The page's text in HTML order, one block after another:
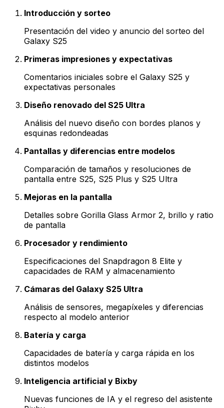
Introducción y sorteo
Presentación del video y anuncio del sorteo del
Galaxy S25
Primeras impresiones y expectativas
Comentarios iniciales sobre el Galaxy S25 y
expectativas personales
Diseño renovado del S25 Ultra
Análisis del nuevo diseño con bordes planos y
esquinas redondeadas
Pantallas y diferencias entre modelos
Comparación de tamaños y resoluciones de
pantalla entre S25, S25 Plus y S25 Ultra
Mejoras en la pantalla
Detalles sobre Gorilla Glass Armor 2, brillo y ratio
de pantalla
Procesador y rendimiento
Especificaciones del Snapdragon 8 Elite y
capacidades de RAM y almacenamiento
Cámaras del Galaxy S25 Ultra
Análisis de sensores, megapíxeles y diferencias
respecto al modelo anterior
Batería y carga
Capacidades de batería y carga rápida en los
distintos modelos
Inteligencia artificial y Bixby
Nuevas funciones de IA y el regreso del asistente